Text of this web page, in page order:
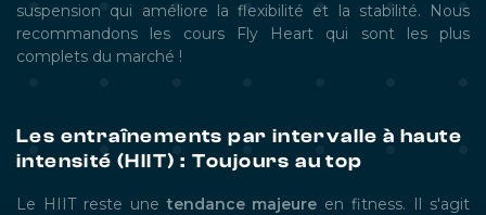
suspension qui améliore la flexibilité et la stabilité. Nous
recommandons les cours Fly Heart qui sont les plus
complets du marché !
Les entraînements par intervalle à haute
intensité (HIIT) : Toujours au top
Le HIIT reste unetendance majeure en fitness. Il s'agit